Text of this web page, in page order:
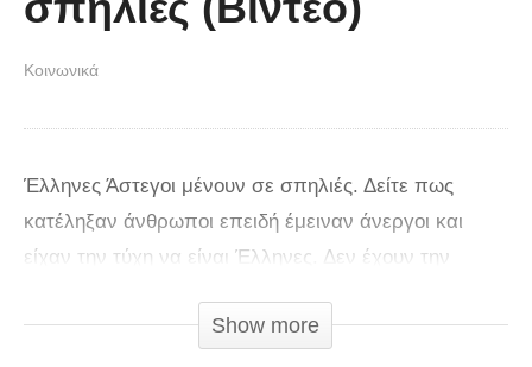
Ένα ζευγάρι τον πρώτο χρόνο VS
(Βίντεο)
Κοινωνικά
Έλληνες Άστεγοι μένουν σε σπηλιές. Δείτε πως
κατέληξαν άνθρωποι επειδή έμειναν άνεργοι και
είχαν την τύχη να είναι Έλληνες. Δεν έχουν την
Show more